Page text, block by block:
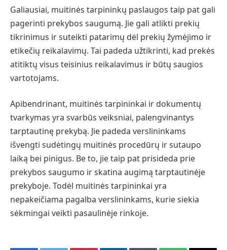
Galiausiai, muitinės tarpininkų paslaugos taip pat gali
pagerinti prekybos saugumą. Jie gali atlikti prekių
tikrinimus ir suteikti patarimų dėl prekių žymėjimo ir
etikečių reikalavimų. Tai padeda užtikrinti, kad prekės
atitiktų visus teisinius reikalavimus ir būtų saugios
vartotojams.
Apibendrinant, muitinės tarpininkai ir dokumentų
tvarkymas yra svarbūs veiksniai, palengvinantys
tarptautinę prekybą. Jie padeda verslininkams
išvengti sudėtingų muitinės procedūrų ir sutaupo
laiką bei pinigus. Be to, jie taip pat prisideda prie
prekybos saugumo ir skatina augimą tarptautinėje
prekyboje. Todėl muitinės tarpininkai yra
nepakeičiama pagalba verslininkams, kurie siekia
sėkmingai veikti pasaulinėje rinkoje.